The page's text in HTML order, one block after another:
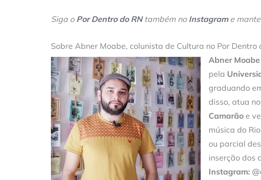
Siga o Por Dentro do RNtambém no Instagram e
Sobre Abner Moabe, colunista de Cultura no Por Dentro
Abner Moabe
pela
graduando
disso, atua
Camarão e
música do
ou parcial
inserção dos
Instagram: